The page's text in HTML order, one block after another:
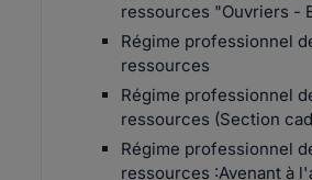
ressources "Ouvriers -
Régime professionnel
ressources
Régime professionnel
ressources
Régime professionnel
ressources :Avenant à